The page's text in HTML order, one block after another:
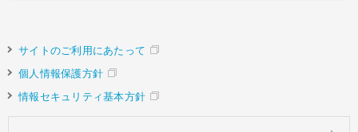
サイトのご利用にあたって
個人情報保護方針
情報セキュリティ基本方針